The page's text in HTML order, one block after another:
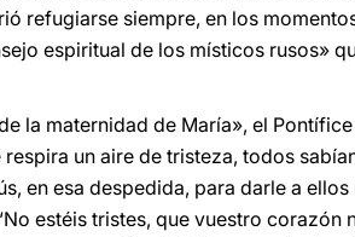
refugiarse siempre, en los
espiritual de los místicos rusos»
la maternidad de María», el
un aire de tristeza, todos
en esa despedida, para darle a
estéis tristes, que vuestro corazón